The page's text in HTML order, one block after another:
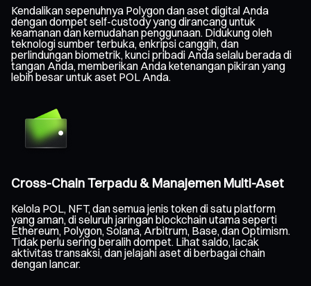
Kendalikan sepenuhnya Polygon dan aset digital Anda
dengan dompet self-custody yang dirancang untuk
keamanan dan kemudahan penggunaan. Didukung oleh
teknologi sumber terbuka, enkripsi canggih, dan
perlindungan biometrik, kunci pribadi Anda selalu berada di
tangan Anda, memberikan Anda ketenangan pikiran yang
lebih besar untuk aset POL Anda.
Cross-Chain Terpadu & Manajemen Multi-Aset
Kelola POL, NFT, dan semua jenis token di satu platform
yang aman, di seluruh jaringan blockchain utama seperti
Ethereum, Polygon, Solana, Arbitrum, Base, dan Optimism.
Tidak perlu sering beralih dompet. Lihat saldo, lacak
aktivitas transaksi, dan jelajahi aset di berbagai chain
dengan lancar.